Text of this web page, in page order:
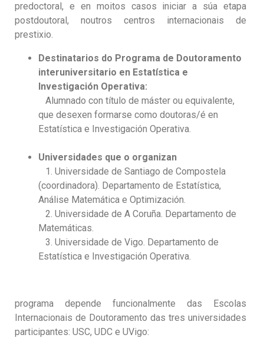
predoctoral, e en moitos casos iniciar a súa etapa
postdoutoral, noutros centros internacionais de
prestixio.
Destinatarios do Programa de Doutoramento
interuniversitario en Estatística e
Investigación Operativa:
Alumnado con título de máster ou equivalente,
que desexen formarse como doutoras/é en
Estatística e Investigación Operativa.
Universidades que o organizan
1. Universidade de Santiago de Compostela
(coordinadora). Departamento de Estatística,
Análise Matemática e Optimización.
2. Universidade de A Coruña. Departamento de
Matemáticas.
3. Universidade de Vigo. Departamento de
Estatística e Investigación Operativa.
programa depende funcionalmente das Escolas
Internacionais de Doutoramento das tres universidades
participantes: USC, UDC e UVigo: